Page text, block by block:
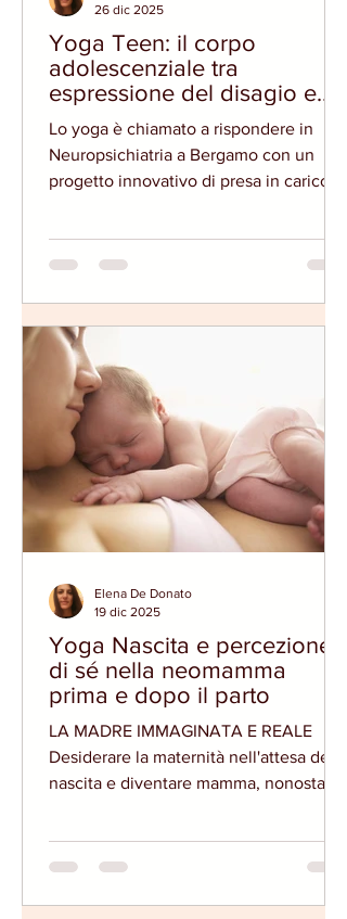
Yoga Teen: il corpo
adolescenziale tra
espressione del disagio e
risorsa
Lo yoga è chiamato a rispondere in
Neuropsichiatria a Bergamo con un
progetto innovativo di presa in carico
unita al respiro, finalizzati
regolazione, alla gestione dei vissuti
emozionali - (Il progetto e intervento E.
De Donato alla Cerimonia di Bilancio
attività 2025 di Nepios Onlus
Associazione a Tutela dell'infanzia - 11
dicem
26 dic 2025
Yoga Nascita e percezione
di sé nella neomamma
prima e dopo il parto
LA MADRE IMMAGINATA E REALE
Desiderare la maternità nell'attesa della
nascita e diventare mamma, nonostante
di cambiamenti psichicamente
Elena De Donato
19 dic 2025